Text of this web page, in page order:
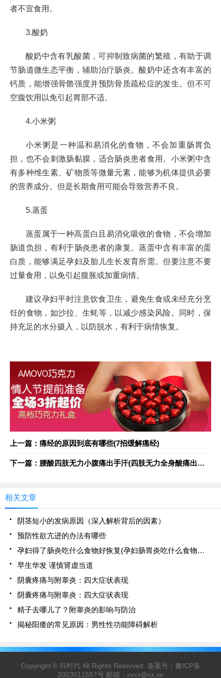
者不宜食用。
3.酸奶
酸奶中含有乳酸菌，可抑制致病菌的繁殖，有助于调
节肠道微生态平衡，辅助治疗肠炎。酸奶中还含有丰富的
钙质，能增强骨骼强度并预防骨质疏松症的发生。但不可
空腹饮用以免引起胃部不适。
4.小米粥
小米粥是一种温和易消化的食物，不会加重肠胃负
担，也不会刺激肠黏膜，适合肠炎患者食用。小米粥中含
有多种维生素、矿物质等微量元素，能够为机体提供必要
的营养成分。但是长期食用可能会导致营养不良。
5.蒸蛋
蒸蛋属于一种高蛋白且易消化吸收的食物，不会增加
肠道负担，有利于肠炎患者的康复。蒸蛋中含有丰富的蛋
白质，能够满足孕妇及胎儿生长发育所需。但要注意不要
过量食用，以免引起腹胀或加重病情。
建议孕妇平时注意饮食卫生，避免生食或未经充分烹
饪的食物，如沙拉、生蚝等，以减少感染风险。同时，保
持充足的水分摄入，以防脱水，有利于病情恢复。
上一篇：痛经的原因到底有哪些(7招缓解痛经)
下一篇：腰酸四肢无力小腹痛出手汗(四肢无力全身酸痛出虚汗是什么病)
相关文章
阴茎短小的发病原因（深入解析背后的因素）
预防性欲亢进的办法有哪些
孕妇得了肠炎吃什么食物好恢复(孕妇肠胃炎吃什么食物调理)
早生华发 谨慎肾虚当道
阴囊疼痛与附睾炎：四大症状表现
阴囊疼痛与附睾炎：四大症状表现
精子去哪儿了？附睾炎的影响与防治
揭秘阳痿的常见原因：男性性功能障碍解析
Copyright © 抖时代 All Rights Reserved. 备案号： 豫ICP备
2023011557号 邮箱： xxxx@xx.xx